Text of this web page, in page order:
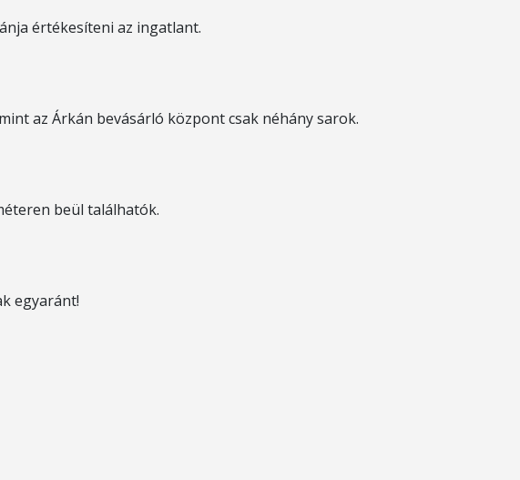
értékesíteni az ingatlant.
az Árkán bevásárló központ csak néhány sarok.
beül találhatók.
egyaránt!